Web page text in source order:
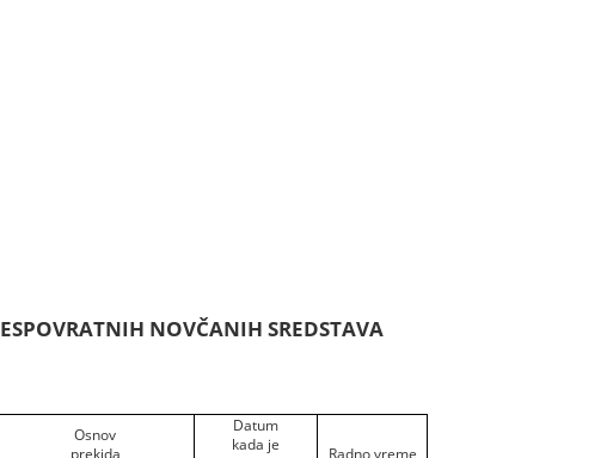
NOVČANIH SREDSTAVA
Osnov
prekida
Datum
kada je
Radno vreme